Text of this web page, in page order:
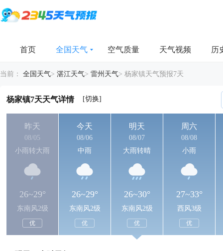
首页 全国天气 空气质量 天气视频 历
当前： 全国天气> 湛江天气> 雷州天气> 杨家镇天气预报7天
杨家镇7天天气详情 [切换]
昨天
08/05
小雨转大雨
26~29°
东南风2级
优
今天
08/06
中雨
26~29°
东南风2级
优
明天
08/07
大雨转晴
26~30°
东南风2级
优
周六
08/08
小雨
27~33°
西风3级
优